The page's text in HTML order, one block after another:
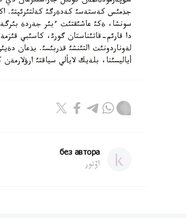
جذمئس كةستةسئ كةدةرگئ كةلتئرئپتئ.
سونشا، ةكئ عاشئقتئث ءبئر جةردة
دا قارئم-قاتئناستان گورئ، كاسئبي
لةوناردونئث التئنشئ قذربئسئ. بذعان
أياليسئنا، بلةيك لايألي سياقتئ
без автора
اۆتور